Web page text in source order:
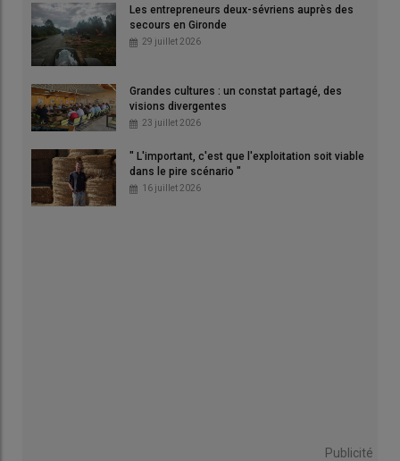
Les entrepreneurs deux-sévriens auprès des
secours en Gironde
29 juillet 2026
Grandes cultures : un constat partagé, des
visions divergentes
23 juillet 2026
" L'important, c'est que l'exploitation soit viable
dans le pire scénario "
16 juillet 2026
Publicité